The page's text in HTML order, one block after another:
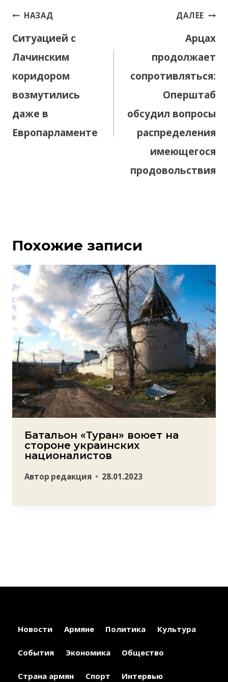
Навигация
записям
НАЗАД
Ситуацией с
Лачинским
коридором
возмутились
даже в
Европарламенте
ДАЛЕЕ
Арцах
продолжает
сопротивляться:
Оперштаб
обсудил вопросы
распределения
имеющегося
продовольствия
Похожие записи
Батальон «Туран» воюет на
стороне украинских
националистов
Автор редакция 28.01.2023
Новости Армяне Политика Культура
События Экономика Общество
Страна армян Спорт Интервью